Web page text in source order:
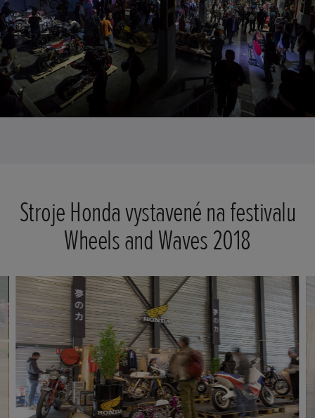
Stroje Honda vystavené na festivalu
Wheels and Waves 2018